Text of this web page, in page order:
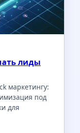
лиды
маркетингу:
под
для